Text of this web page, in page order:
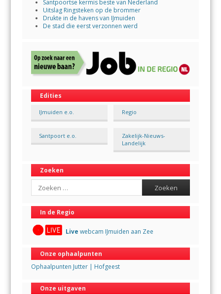
Santpoortse kermis beste van Nederland
Uitslag Ringsteken op de brommer
Drukte in de havens van IJmuiden
De stad die eerst verzonnen werd
Edities
IJmuiden e.o. Regio
Santpoort e.o.
Zakelijk-Nieuws-
Landelijk
Zoeken
Search
In de Regio
Live webcam IJmuiden aan Zee
Onze ophaalpunten
Ophaalpunten Jutter | Hofgeest
Onze uitgaven